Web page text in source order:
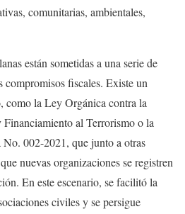
comunitarias, ambientales,
están sometidas a una serie de
compromisos fiscales. Existe un
como la Ley Orgánica contra la
al Terrorismo o la
002-2021, que junto a otras
que nuevas organizaciones se registren
En este escenario, se facilitó la
civiles y se persigue